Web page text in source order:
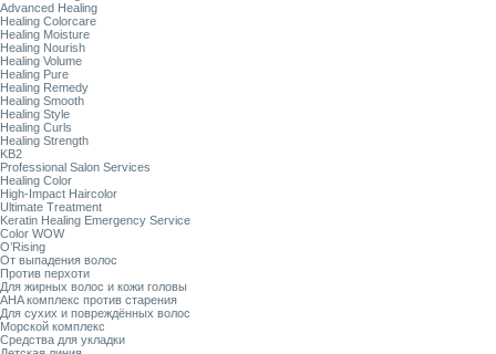
Advanced Healing
Healing Colorcare
Healing Moisture
Healing Nourish
Healing Volume
Healing Pure
Healing Remedy
Healing Smooth
Healing Style
Healing Curls
Healing Strength
KB2
Professional Salon Services
Healing Color
High-Impact Haircolor
Ultimate Treatment
Keratin Healing Emergency Service
Color WOW
O’Rising
От выпадения волос
Против перхоти
Для жирных волос и кожи головы
AHA комплекс против старения
Для сухих и повреждённых волос
Морской комплекс
Средства для укладки